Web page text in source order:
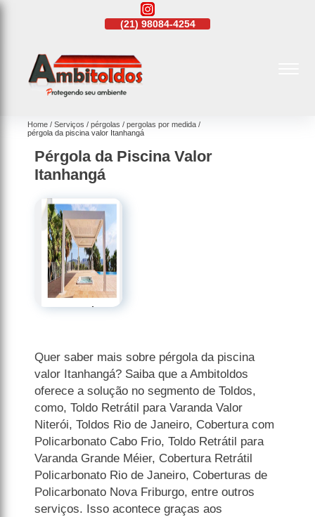
(21)98084-4254
Home Serviços pérgolas
pergolas por medida
pérgola da piscina valor Itanhangá
Pérgola da Piscina Valor
Itanhangá
Quer saber mais sobre pérgola da piscina
valor Itanhangá? Saiba que a Ambitoldos
oferece a solução no segmento de Toldos,
como, Toldo Retrátil para Varanda Valor
Niterói, Toldos Rio de Janeiro, Cobertura com
Policarbonato Cabo Frio, Toldo Retrátil para
Varanda Grande Méier, Cobertura Retrátil
Policarbonato Rio de Janeiro, Coberturas de
Policarbonato Nova Friburgo, entre outros
serviços. Isso acontece graças aos